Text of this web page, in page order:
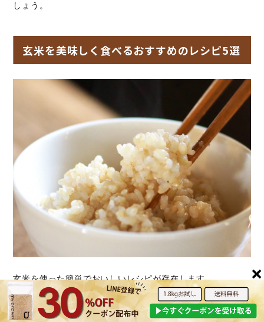
しょう。
玄米を美味しく食べるおすすめのレシピ5選
玄米を使った簡単でおいしいレシピが存在します。
小豆入り発芽玄米ご飯